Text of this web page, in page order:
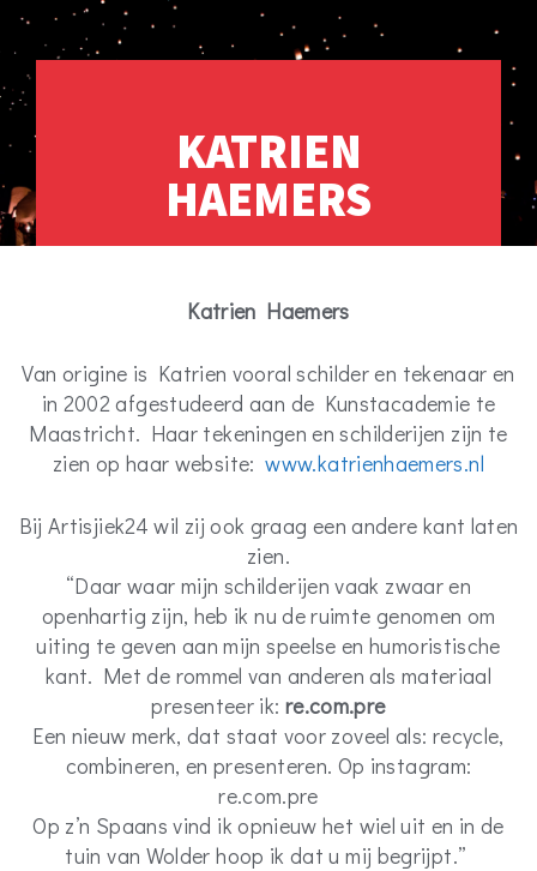
KATRIEN
HAEMERS
Katrien Haemers
Van origine is Katrien vooral schilder en tekenaar en
in 2002 afgestudeerd aan de Kunstacademie te
Maastricht. Haar tekeningen en schilderijen zijn te
zien op haar website:www.katrienhaemers.nl
Bij Artisjiek24 wil zij ook graag een andere kant laten
zien.
“Daar waar mijn schilderijen vaak zwaar en
openhartig zijn, heb ik nu de ruimte genomen om
uiting te geven aan mijn speelse en humoristische
kant. Met de rommel van anderen als materiaal
presenteer ik: re.com.pre
Een nieuw merk, dat staat voor zoveel als: recycle,
combineren, en presenteren. Op instagram:
re.com.pre
Op z’n Spaans vind ik opnieuw het wiel uit en in de
tuin van Wolder hoop ik dat u mij begrijpt.”